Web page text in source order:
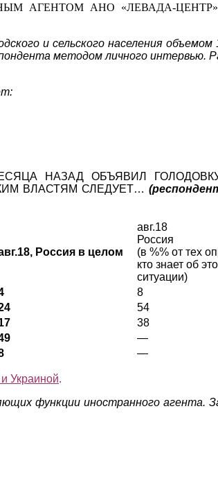
АГЕНТОМ АНО «ЛЕВАДА-
и сельского населения
методом личного интервью.
НАЗАД ОБЪЯВИЛ
ВЛАСТЯМ СЛЕДУЕТ…
Россия в целом
авг.18
Россия
(в %% от тех
кто знает об
ситуации)
8
54
38
—
—
Украиной.
функции иностранного агента.